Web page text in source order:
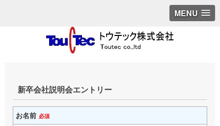
MENU
新卒会社説明会エントリー
お名前 必須